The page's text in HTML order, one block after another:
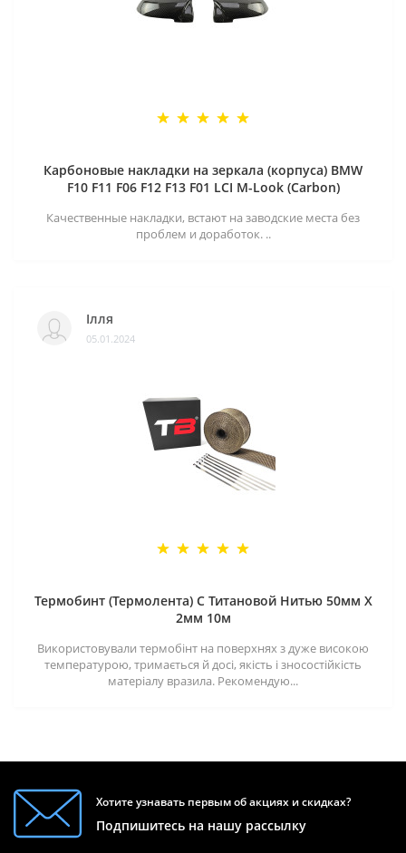
Карбоновые накладки на зеркала (корпуса) BMW
F10 F11 F06 F12 F13 F01 LCI M-Look (Carbon)
Качественные накладки, встают на заводские места без
проблем и доработок. ..
Ілля
05.01.2024
Термобинт (Термолента) С Титановой Нитью 50мм X
2мм 10м
Використовували термобінт на поверхнях з дуже високою
температурою, тримається й досі, якість і зносостійкість
матеріалу вразила. Рекомендую...
Хотите узнавать первым об акциях и скидках?
Подпишитесь на нашу рассылку